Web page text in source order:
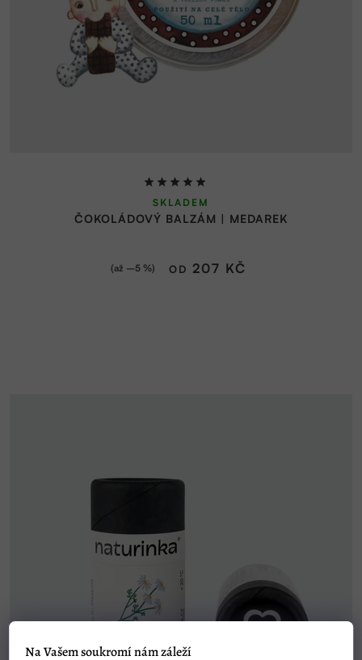
Na Vašem soukromí nám záleží
ČOKOLÁDOVÝ BALZÁM | MEDAREK
Průměrné
hodnocení
produktu
SKLADEM
OD 207 KČ
(až –5 %)